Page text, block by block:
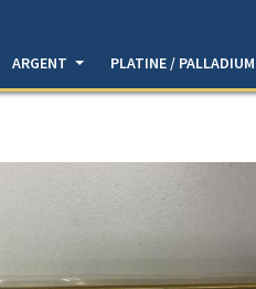
ARGENT PLATINE / PALLADIUM